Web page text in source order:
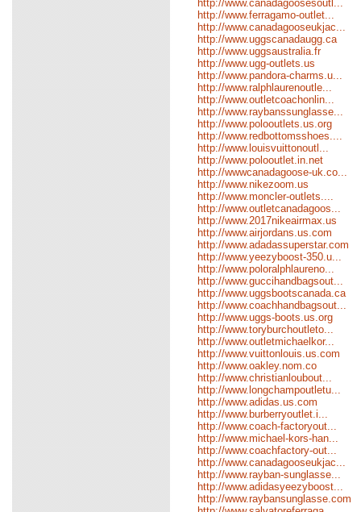
http://www.canadagoosesoutl...
http://www.ferragamo-outlet...
http://www.canadagooseukjac...
http://www.uggscanadaugg.ca
http://www.uggsaustralia.fr
http://www.ugg-outlets.us
http://www.pandora-charms.u...
http://www.ralphlaurenoutle...
http://www.outletcoachonlin...
http://www.raybanssunglasse...
http://www.polooutlets.us.org
http://www.redbottomsshoes....
http://www.louisvuittonoutl...
http://www.polooutlet.in.net
http://wwwcanadagoose-uk.co...
http://www.nikezoom.us
http://www.moncler-outlets....
http://www.outletcanadagoos...
http://www.2017nikeairmax.us
http://www.airjordans.us.com
http://www.adadassuperstar.com
http://www.yeezyboost-350.u...
http://www.poloralphlaureno...
http://www.guccihandbagsout...
http://www.uggsbootscanada.ca
http://www.coachhandbagsout...
http://www.uggs-boots.us.org
http://www.toryburchoutleto...
http://www.outletmichaelkor...
http://www.vuittonlouis.us.com
http://www.oakley.nom.co
http://www.christianloubout...
http://www.longchampoutletu...
http://www.adidas.us.com
http://www.burberryoutlet.i...
http://www.coach-factoryout...
http://www.michael-kors-han...
http://www.coachfactory-out...
http://www.canadagooseukjac...
http://www.rayban-sunglasse...
http://www.adidasyeezyboost...
http://www.raybansunglasse.com